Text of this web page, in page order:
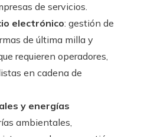
de servicios.
electrónico: gestión de
de última milla y
requieren operadores,
en cadena de
y energías
ambientales,